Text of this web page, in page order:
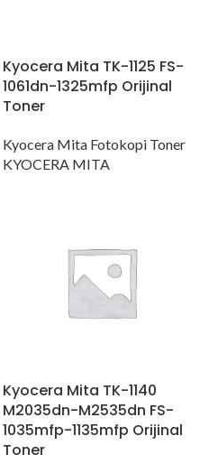
Kyocera Mita TK-1125 FS-
1061dn-1325mfp Orijinal
Toner
Kyocera Mita Fotokopi Toner
KYOCERA MITA
Kyocera Mita TK-1140
M2035dn-M2535dn FS-
1035mfp-1135mfp Orijinal
Toner